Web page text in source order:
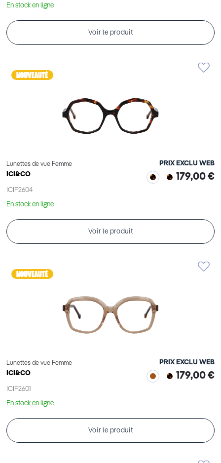
En stock en ligne
Voir le produit
Lunettes de vue Femme
ICI&CO
ICIF2604
PRIX EXCLU WEB
179,00 €
En stock en ligne
Voir le produit
Lunettes de vue Femme
ICI&CO
ICIF2601
PRIX EXCLU WEB
179,00 €
En stock en ligne
Voir le produit